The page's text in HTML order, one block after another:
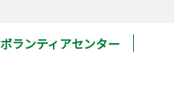
ボランティアセンター